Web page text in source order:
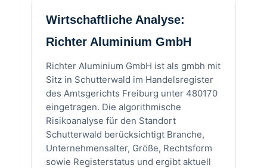
Wirtschaftliche Analyse:
Richter Aluminium GmbH
Richter Aluminium GmbH ist als gmbh mit
Sitz in Schutterwald im Handelsregister
des Amtsgerichts Freiburg unter 480170
eingetragen. Die algorithmische
Risikoanalyse für den Standort
Schutterwald berücksichtigt Branche,
Unternehmensalter, Größe, Rechtsform
sowie Registerstatus und ergibt aktuell